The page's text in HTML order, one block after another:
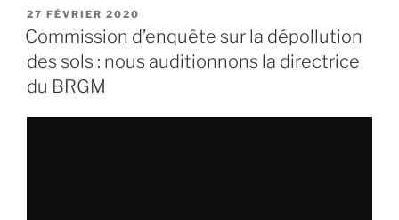
PUBLIÉ
LE
27 FÉVRIER 2020
Commission d’enquête sur la dépollution
des sols : nous auditionnons la directrice
du BRGM